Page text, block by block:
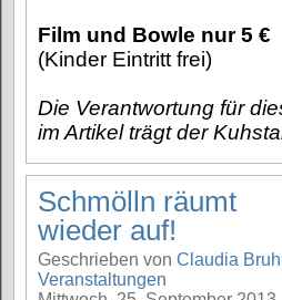
Film und Bowle nur 5 €
(Kinder Eintritt frei)
Die Verantwortung für
im Artikel trägt der
Schmölln räumt
wieder auf!
Geschrieben von Claudia
Veranstaltungen